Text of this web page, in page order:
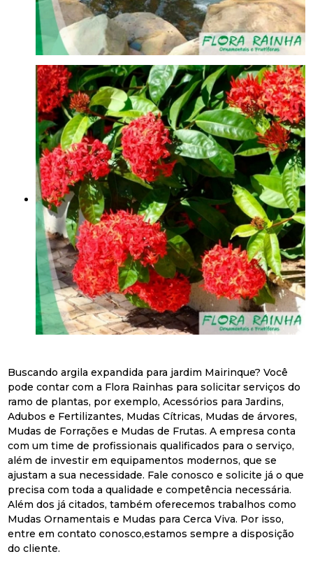
Buscando argila expandida para jardim Mairinque? Você
pode contar com a Flora Rainhas para solicitar serviços do
ramo de plantas, por exemplo, Acessórios para Jardins,
Adubos e Fertilizantes, Mudas Cítricas, Mudas de árvores,
Mudas de Forrações e Mudas de Frutas. A empresa conta
com um time de profissionais qualificados para o serviço,
além de investir em equipamentos modernos, que se
ajustam a sua necessidade. Fale conosco e solicite já o que
precisa com toda a qualidade e competência necessária.
Além dos já citados, também oferecemos trabalhos como
Mudas Ornamentais e Mudas para Cerca Viva. Por isso,
entre em contato conosco,estamos sempre a disposição
do cliente.